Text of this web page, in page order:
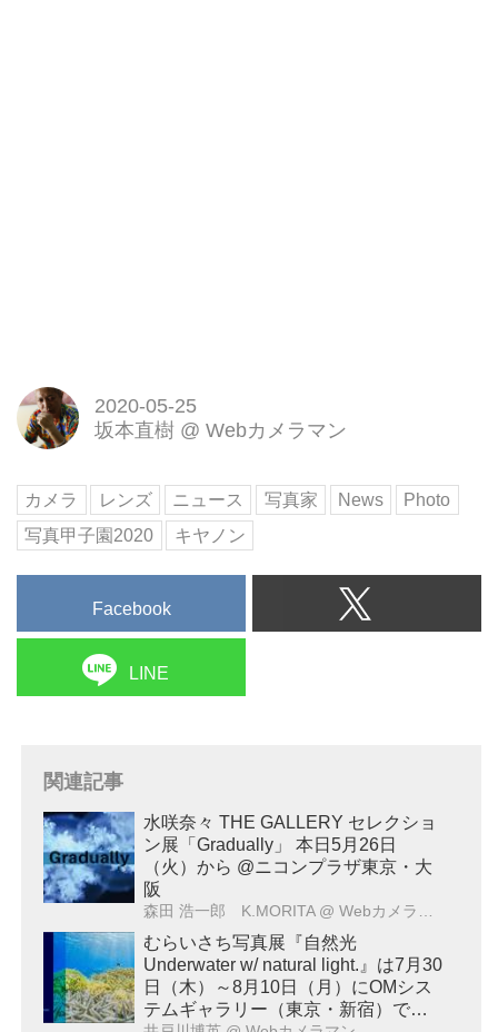
2020-05-25
坂本直樹 @ Webカメラマン
カメラ レンズ ニュース 写真家 News
Photo
写真甲子園2020
キヤノン
Facebook
LINE
関連記事
水咲奈々 THE GALLERY セレクショ
ン展「Gradually」 本日5月26日
（火）から @ニコンプラザ東京・大
阪
森田 浩一郎 K.MORITA @ Webカメラマン
むらいさち写真展『自然光
Underwater w/ natural light.』は7月30
日（木）～8月10日（月）にOMシス
テムギャラリー（東京・新宿）で開